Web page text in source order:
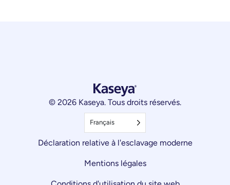
© 2026 Kaseya. Tous droits réservés.
Français
Déclaration relative à l'esclavage moderne
Mentions légales